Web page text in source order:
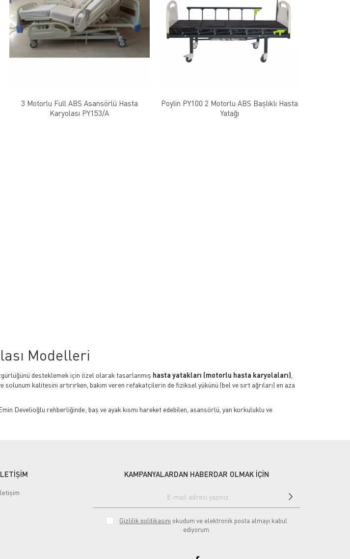
3 Motorlu Full ABS Asansörlü Hasta
Karyolası PY153/A
Poylin PY100 2 Motorlu ABS Başlıklı Hasta
Yatağı
Modelleri
desteklemek için özel olarak tasarlanmış hasta yatakları (motorlu hasta karyolaları)
kalitesini artırırken, bakım veren refakatçilerin de fiziksel yükünü (bel ve sırt ağrıları) en aza
Develioğlu rehberliğinde; baş ve ayak kısmı hareket edebilen, asansörlü, yan korkuluklu ve
4 motorlu modeller) sırt ve ayak kısımlarının kumanda ile zahmetsizce ayarlanabilmesi günlük
pimli) yan bariyerler, serum askısı ve tekerlek fren sistemleri gibi modüler güvenlik donanımlarına
bozmaması için ahşap kaplamalı (ev tipi) veya antibakteriyel ABS plastik (hastane tipi) tasarımlar
uygun olmalıdır. Temel kural, hastanın boyundan en az 15-20 cm daha uzun bir yatak bazası
KAMPANYALARDAN HABERDAR OLMAK İÇİN
Gizlilik politikasını okudum ve elektronik posta almayı kabul
ediyorum.